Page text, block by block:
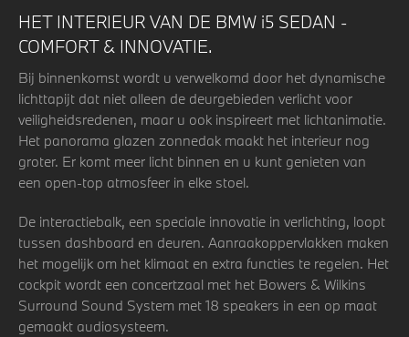
HET INTERIEUR VAN DE BMW i5 SEDAN -
COMFORT & INNOVATIE.
Bij binnenkomst wordt u verwelkomd door het dynamische
lichttapijt dat niet alleen de deurgebieden verlicht voor
veiligheidsredenen, maar u ook inspireert met lichtanimatie.
Het panorama glazen zonnedak maakt het interieur nog
groter. Er komt meer licht binnen en u kunt genieten van
een open-top atmosfeer in elke stoel.
De interactiebalk, een speciale innovatie in verlichting, loopt
tussen dashboard en deuren. Aanraakoppervlakken maken
het mogelijk om het klimaat en extra functies te regelen. Het
cockpit wordt een concertzaal met het Bowers & Wilkins
Surround Sound System met 18 speakers in een op maat
gemaakt audiosysteem.